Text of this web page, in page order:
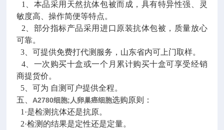
1、本品采用天然抗体包被而成，具有特异性强、灵
敏度高、操作简便等特点。
2、部分指标产品采用进口原装抗体包被，质量放心
可靠。
3、可提供免费打代测服务，山东省内可上门取样。
4、一次购买十盒或一个月累计购买十盒可享受经销
商提货价。
5、可为 自测可户提供全程。
五、 A2780细胞;人卵巢癌细胞选购原则：
1·是检测抗体还是抗原。
2·检测的结果是定性还是定量。